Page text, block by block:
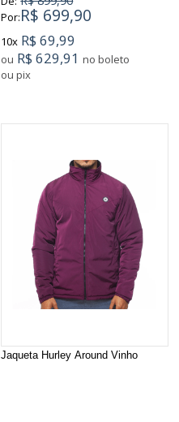
Por:R$ 699,90
10x R$ 69,99
ou R$ 629,91 no boleto
ou pix
Jaqueta Hurley Around Vinho